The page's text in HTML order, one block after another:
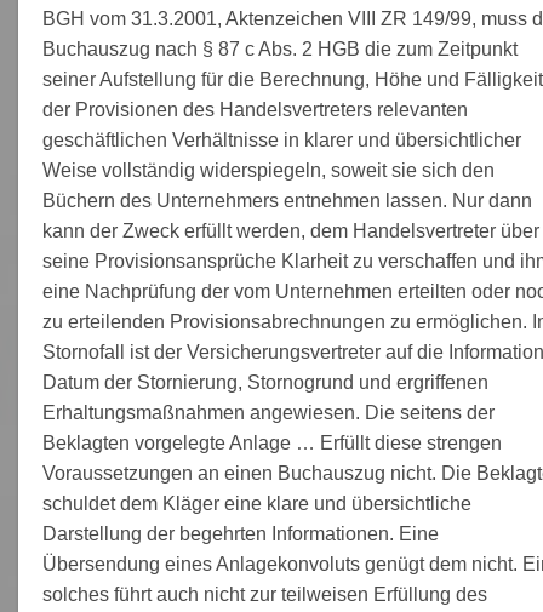
BGH vom 31.3.2001, Aktenzeichen VIII ZR 149/99, muss
Buchauszug nach § 87 c Abs. 2 HGB die zum Zeitpunkt
seiner Aufstellung für die Berechnung, Höhe und Fälligkeit
der Provisionen des Handelsvertreters relevanten
geschäftlichen Verhältnisse in klarer und übersichtlicher
Weise vollständig widerspiegeln, soweit sie sich den
Büchern des Unternehmers entnehmen lassen. Nur dann
kann der Zweck erfüllt werden, dem Handelsvertreter über
seine Provisionsansprüche Klarheit zu verschaffen und
eine Nachprüfung der vom Unternehmen erteilten oder
zu erteilenden Provisionsabrechnungen zu ermöglichen.
Stornofall ist der Versicherungsvertreter auf die Information
Datum der Stornierung, Stornogrund und ergriffenen
Erhaltungsmaßnahmen angewiesen. Die seitens der
Beklagten vorgelegte Anlage … Erfüllt diese strengen
Voraussetzungen an einen Buchauszug nicht. Die
schuldet dem Kläger eine klare und übersichtliche
Darstellung der begehrten Informationen. Eine
Übersendung eines Anlagekonvoluts genügt dem nicht.
solches führt auch nicht zur teilweisen Erfüllung des